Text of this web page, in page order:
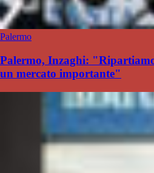
Palermo
Palermo, Inzaghi:
un mercato importante"